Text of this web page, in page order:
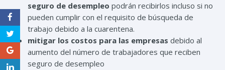
seguro de desempleo podrán recibirlos incluso si no
pueden cumplir con el requisito de búsqueda de
trabajo debido a la cuarentena.
mitigar los costos para las empresas debido al
aumento del número de trabajadores que reciben
seguro de desempleo